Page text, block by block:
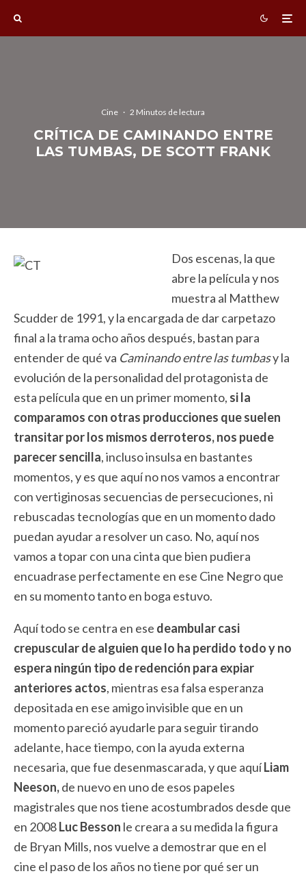
Cine · 2 Minutos de lectura
CRÍTICA DE CAMINANDO ENTRE
LAS TUMBAS, DE SCOTT FRANK
Dos escenas, la que
abre la película y nos
muestra al Matthew
Scudder de 1991, y la encargada de dar carpetazo
final a la trama ocho años después, bastan para
entender de qué va Caminando entre las tumbasy la
evolución de la personalidad del protagonista de
esta película que en un primer momento, si la
comparamos con otras producciones que suelen
transitar por los mismos derroteros, nos puede
parecer sencilla, incluso insulsa en bastantes
momentos, y es que aquí no nos vamos a encontrar
con vertiginosas secuencias de persecuciones, ni
rebuscadas tecnologías que en un momento dado
puedan ayudar a resolver un caso. No, aquí nos
vamos a topar con una cinta que bien pudiera
encuadrase perfectamente en ese Cine Negro que
en su momento tanto en boga estuvo.
Aquí todo se centra en ese deambular casi
crepuscular de alguien que lo ha perdido todo y no
espera ningún tipo de redención para expiar
anteriores actos, mientras esa falsa esperanza
depositada en ese amigo invisible que en un
momento pareció ayudarle para seguir tirando
adelante, hace tiempo, con la ayuda externa
necesaria, que fue desenmascarada, y que aquíLiam
Neeson,de nuevo en uno de esos papeles
magistrales que nos tiene acostumbrados desde que
en 2008Luc Besson le creara a su medida la figura
de Bryan Mills, nos vuelve a demostrar que en el
cine el paso de los años no tiene por qué ser un